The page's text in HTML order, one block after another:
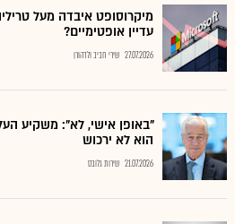
מיקרוסופט איבדה מעל
עדיין אופטימיים?
27.07.2026 שירי חביב ולדהורן
"באופן אישי, לא": משקיע
הוא לא ירכוש
21.07.2026 שירות גלובס